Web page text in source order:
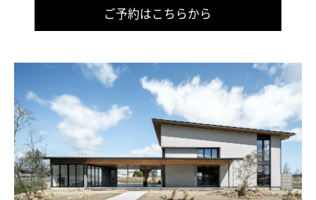
ご予約はこちらから